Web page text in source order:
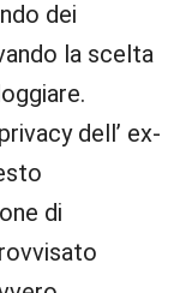
dei
la scelta
dell’ ex-
di